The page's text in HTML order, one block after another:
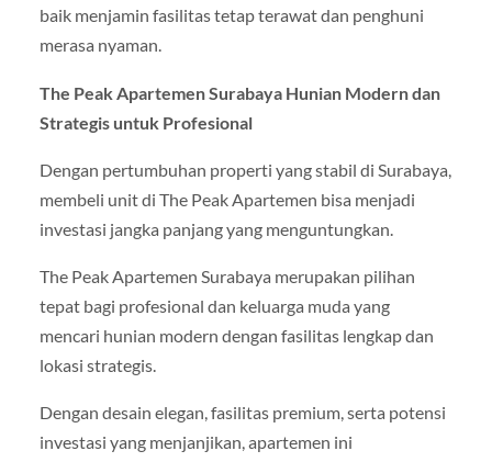
baik menjamin fasilitas tetap terawat dan penghuni
merasa nyaman.
The Peak Apartemen Surabaya Hunian Modern dan
Strategis untuk Profesional
Dengan pertumbuhan properti yang stabil di Surabaya,
membeli unit di The Peak Apartemen bisa menjadi
investasi jangka panjang yang menguntungkan.
The Peak Apartemen Surabaya merupakan pilihan
tepat bagi profesional dan keluarga muda yang
mencari hunian modern dengan fasilitas lengkap dan
lokasi strategis.
Dengan desain elegan, fasilitas premium, serta potensi
investasi yang menjanjikan, apartemen ini